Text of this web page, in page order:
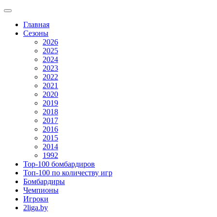
Главная
Сезоны
2026
2025
2024
2023
2022
2021
2020
2019
2018
2017
2016
2015
2014
1992
Top-100 бомбардиров
Топ-100 по количеству игр
Бомбардиры
Чемпионы
Игроки
2liga.by